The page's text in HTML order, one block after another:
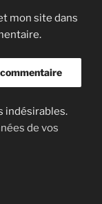
mon site dans
indésirables.
de vos